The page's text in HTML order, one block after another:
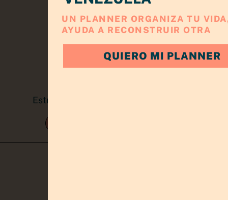
Estrategia, claridad y crecimiento para
UN PLANNER ORGANIZA TU
AYUDA A RECONSTRUIR OTRA
QUIERO MI PLANNER